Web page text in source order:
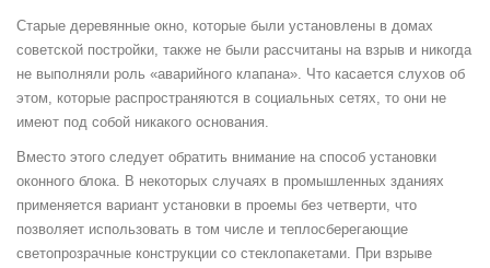
Старые деревянные окно, которые были установлены в домах
советской постройки, также не были рассчитаны на взрыв и никогда
не выполняли роль «аварийного клапана». Что касается слухов об
этом, которые распространяются в социальных сетях, то они не
имеют под собой никакого основания.
Вместо этого следует обратить внимание на способ установки
оконного блока. В некоторых случаях в промышленных зданиях
применяется вариант установки в проемы без четверти, что
позволяет использовать в том числе и теплосберегающие
светопрозрачные конструкции со стеклопакетами. При взрыве